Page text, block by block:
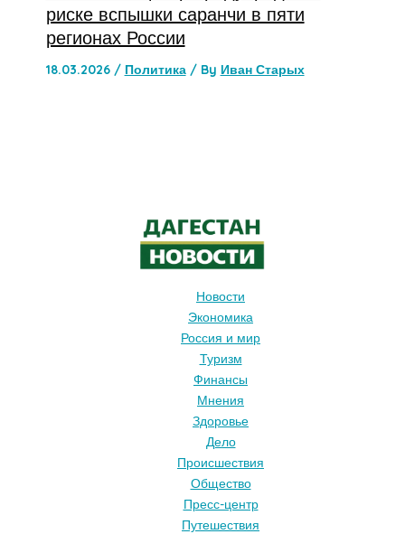
риске вспышки саранчи в пяти
регионах России
18.03.2026 / Политика/ By Иван Старых
Новости
Экономика
Россия и мир
Туризм
Финансы
Мнения
Здоровье
Дело
Происшествия
Общество
Пресс-центр
Путешествия